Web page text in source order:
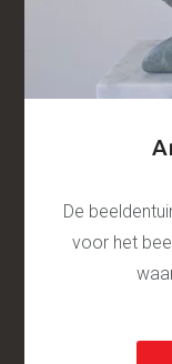
De
voor het